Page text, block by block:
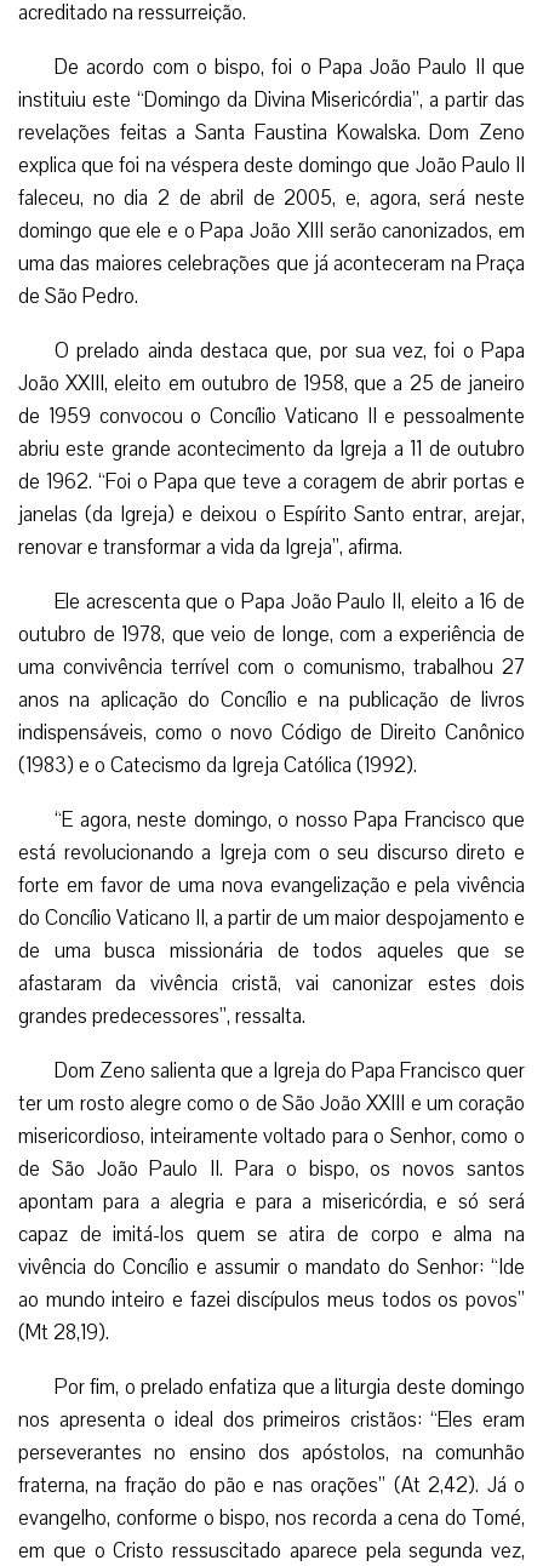
acreditado na ressurreição.
De acordo com o bispo, foi o Papa João Paulo II que
instituiu este “Domingo da Divina Misericórdia”, a partir das
revelações feitas a Santa Faustina Kowalska. Dom Zeno
explica que foi na véspera deste domingo que João Paulo II
faleceu, no dia 2 de abril de 2005, e, agora, será neste
domingo que ele e o Papa João XIII serão canonizados, em
uma das maiores celebrações que já aconteceram na Praça
de São Pedro.
O prelado ainda destaca que, por sua vez, foi o Papa
João XXIII, eleito em outubro de 1958, que a 25 de janeiro
de 1959 convocou o Concílio Vaticano II e pessoalmente
abriu este grande acontecimento da Igreja a 11 de outubro
de 1962. “Foi o Papa que teve a coragem de abrir portas e
janelas (da Igreja) e deixou o Espírito Santo entrar, arejar,
renovar e transformar a vida da Igreja”, afirma.
Ele acrescenta que o Papa João Paulo II, eleito a 16 de
outubro de 1978, que veio de longe, com a experiência de
uma convivência terrível com o comunismo, trabalhou 27
anos na aplicação do Concílio e na publicação de livros
indispensáveis, como o novo Código de Direito Canônico
(1983) e o Catecismo da Igreja Católica (1992).
“E agora, neste domingo, o nosso Papa Francisco que
está revolucionando a Igreja com o seu discurso direto e
forte em favor de uma nova evangelização e pela vivência
do Concílio Vaticano II, a partir de um maior despojamento e
de uma busca missionária de todos aqueles que se
afastaram da vivência cristã, vai canonizar estes dois
grandes predecessores”, ressalta.
Dom Zeno salienta que a Igreja do Papa Francisco quer
ter um rosto alegre como o de São João XXIII e um coração
misericordioso, inteiramente voltado para o Senhor, como o
de São João Paulo II. Para o bispo, os novos santos
apontam para a alegria e para a misericórdia, e só será
capaz de imitá-los quem se atira de corpo e alma na
vivência do Concílio e assumir o mandato do Senhor: “Ide
ao mundo inteiro e fazei discípulos meus todos os povos”
(Mt 28,19).
Por fim, o prelado enfatiza que a liturgia deste domingo
nos apresenta o ideal dos primeiros cristãos: “Eles eram
perseverantes no ensino dos apóstolos, na comunhão
fraterna, na fração do pão e nas orações” (At 2,42). Já o
evangelho, conforme o bispo, nos recorda a cena do Tomé,
em que o Cristo ressuscitado aparece pela segunda vez,